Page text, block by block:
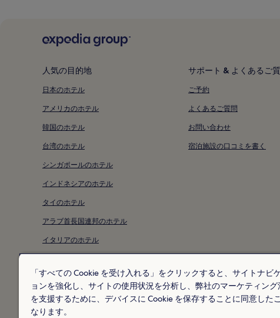
人気の目的地
日本のホテル
アメリカのホテル
韓国のホテル
台湾のホテル
シンガポールのホテル
インドネシアのホテル
タイのホテル
アラブ首長国連邦のホテル
イタリアのホテル
ニュージーランドのホテル
サポート & よくあるご
ご予約
よくあるご質問
お問い合わせ
宿泊施設の口コミを書く
* 一部のホテルは、チェックイ
© 2026 Hotels.com, L.P., an Expedia
「すべての Cookie を受け入れる」をクリックすると、サイトナビ
ョンを強化し、サイトの使用状況を分析し、弊社のマーケティング
を支援するために、デバイスに Cookie を保存することに同意した
なります。